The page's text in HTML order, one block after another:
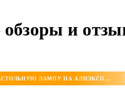
и
КУПИТЬ НАСТОЛЬНУЮ ЛАМПУ НА АЛИЭКСПРЕСС